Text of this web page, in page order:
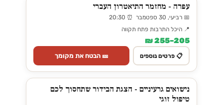
עפרה - מחזמר התיאטרון העברי
📅 רביעי, 30 ספטמבר ⏰ 20:30
📍 היכל התרבות פתח תקווה
205–255 ₪
📋 פרטים נוספים 🎫 הבטח את מקומך
נישואים גרעיניים - הצגת הבידור שתחסוך לכם
טיפול זוגי